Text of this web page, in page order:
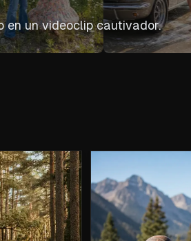
en un videoclip cautivador.